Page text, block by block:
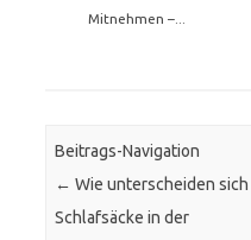
Mitnehmen –...
Beitrags-Navigation
← Wie unterscheiden sich
Schlafsäcke in der